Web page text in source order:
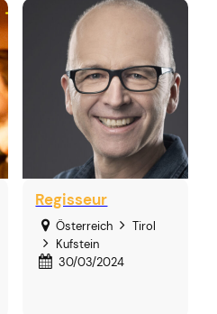
Regisseur
Österreich
Tirol
Kufstein
30/03/2024